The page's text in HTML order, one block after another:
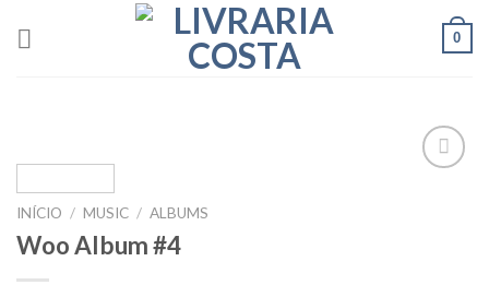
0
INÍCIO / MUSIC / ALBUMS
Woo Album #4